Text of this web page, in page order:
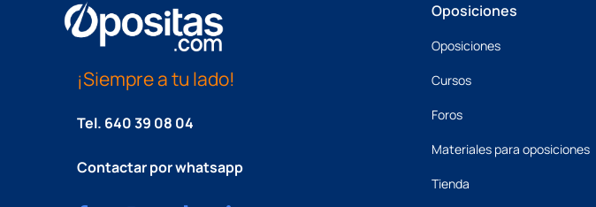
¡Siempre a tu lado!
Tel. 640 39 08 04
Contactar por whatsapp
Oposiciones
Oposiciones
Cursos
Foros
Materiales para oposiciones
Tienda